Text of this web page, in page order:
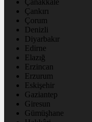
Çanakkale
Çankırı
Çorum
Denizli
Diyarbakır
Edirne
Elazığ
Erzincan
Erzurum
Eskişehir
Gaziantep
Giresun
Gümüşhane